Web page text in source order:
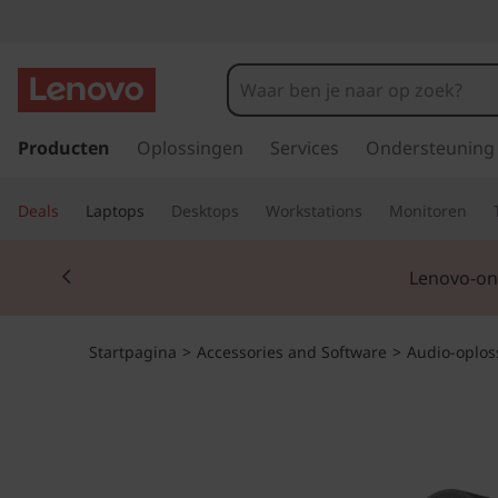
a
a
Producten Oplossingen Services Ondersteuning
Deals Laptops Desktops Workstations Monitoren
Microsoft 365
Startpagina > Accessories and Software > Audio-